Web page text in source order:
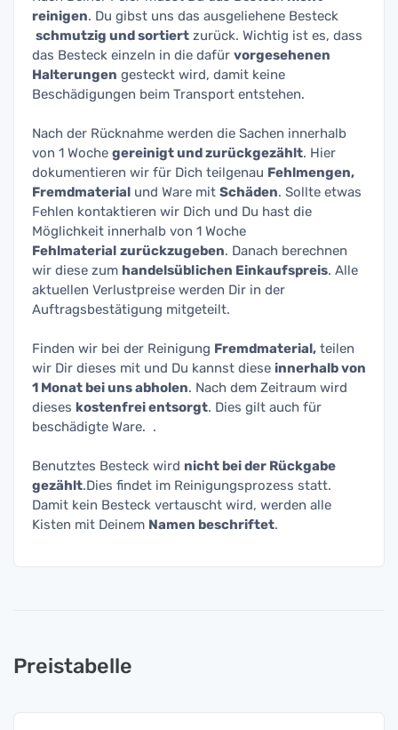
reinigen. Du gibst uns das ausgeliehene Besteck
schmutzig und sortiert zurück. Wichtig ist es, dass
das Besteck einzeln in die dafür vorgesehenen
Halterungen gesteckt wird, damit keine
Beschädigungen beim Transport entstehen.
Nach der Rücknahme werden die Sachen innerhalb
von 1 Woche gereinigt und zurückgezählt. Hier
dokumentieren wir für Dich teilgenau Fehlmengen,
Fremdmaterial und Ware mit Schäden. Sollte etwas
Fehlen kontaktieren wir Dich und Du hast die
Möglichkeit innerhalb von 1 Woche
Fehlmaterial zurückzugeben. Danach berechnen
wir diese zum handelsüblichen Einkaufspreis. Alle
aktuellen Verlustpreise werden Dir in der
Auftragsbestätigung mitgeteilt.
Finden wir bei der Reinigung Fremdmaterial, teilen
wir Dir dieses mit und Du kannst diese innerhalb von
1 Monat bei uns abholen. Nach dem Zeitraum wird
dieses kostenfrei entsorgt. Dies gilt auch für
beschädigte Ware. .
Benutztes Besteck wird nicht bei der Rückgabe
gezählt.Dies findet im Reinigungsprozess statt.
Damit kein Besteck vertauscht wird, werden alle
Kisten mit Deinem Namen beschriftet.
Preistabelle